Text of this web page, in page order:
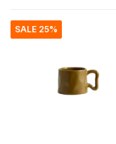
SALE 25%